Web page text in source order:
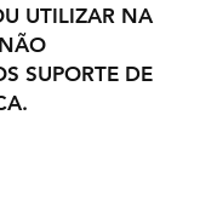
UTILIZAR NA
SUPORTE DE